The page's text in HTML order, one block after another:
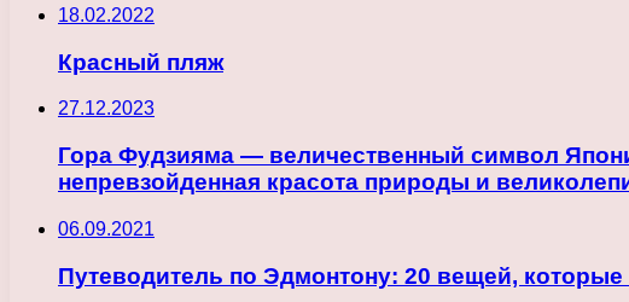
18.02.2022
Красный пляж
27.12.2023
Гора Фудзияма — величественный символ
непревзойденная красота природы и
06.09.2021
Путеводитель по Эдмонтону: 20 вещей,